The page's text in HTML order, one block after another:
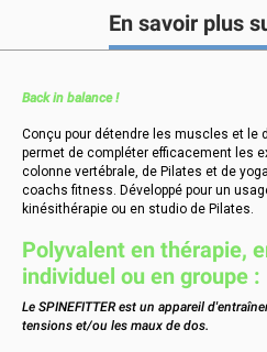
En savoir plus
Back in balance !
Conçu pour détendre les muscles et le
permet de compléter efficacement les
colonne vertébrale, de Pilates et de
coachs fitness. Développé pour un
kinésithérapie ou en studio de Pilates.
Polyvalent en thérapie,
individuel ou en groupe :
Le SPINEFITTER est un appareil
tensions et/ou les maux de dos.